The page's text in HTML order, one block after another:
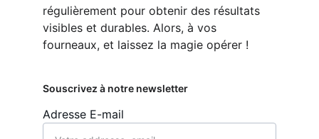
régulièrement pour obtenir des résultats
visibles et durables. Alors, à vos
fourneaux, et laissez la magie opérer !
Adresse E-mail
Souscrivez à notre newsletter